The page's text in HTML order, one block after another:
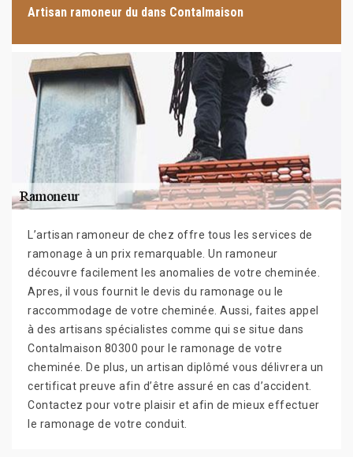
Artisan ramoneur du dans Contalmaison
L’artisan ramoneur de chez offre tous les services de
ramonage à un prix remarquable. Un ramoneur
découvre facilement les anomalies de votre cheminée.
Apres, il vous fournit le devis du ramonage ou le
raccommodage de votre cheminée. Aussi, faites appel
à des artisans spécialistes comme qui se situe dans
Contalmaison 80300 pour le ramonage de votre
cheminée. De plus, un artisan diplômé vous délivrera un
certificat preuve afin d’être assuré en cas d’accident.
Contactez pour votre plaisir et afin de mieux effectuer
le ramonage de votre conduit.